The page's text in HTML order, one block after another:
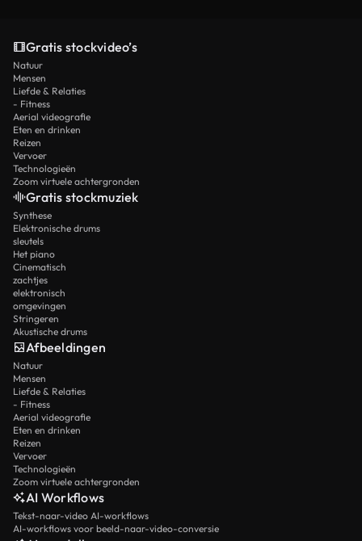
Gratis stockvideo’s
Natuur
Mensen
Liefde & Relaties
- Fitness
Aerial videografie
Eten en drinken
Reizen
Vervoer
Technologieën
Zoom virtuele achtergronden
Gratis stockmuziek
Synthese
Elektronische drums
sleutels
Het piano
Cinematisch
zachtjes
elektronisch
omgevingen
Stringeren
Akustische drums
Afbeeldingen
Natuur
Mensen
Liefde & Relaties
- Fitness
Aerial videografie
Eten en drinken
Reizen
Vervoer
Technologieën
Zoom virtuele achtergronden
AI Workflows
Tekst-naar-video AI-workflows
AI-workflows voor beeld-naar-video-conversie